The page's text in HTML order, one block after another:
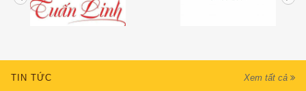
TIN TỨC Xem tất cả